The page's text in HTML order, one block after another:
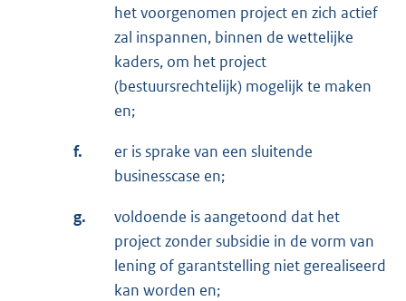
het voorgenomen project en zich actief
zal inspannen, binnen de wettelijke
kaders, om het project
(bestuursrechtelijk) mogelijk te maken
en;
f.
er is sprake van een sluitende
businesscase en;
g.
voldoende is aangetoond dat het
project zonder subsidie in de vorm van
lening of garantstelling niet gerealiseerd
kan worden en;